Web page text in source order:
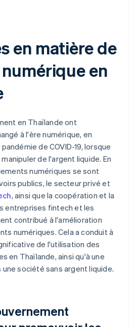
en matière de
en
en Thaïlande ont
à l'ère numérique, en
de COVID-19, lorsque
de l'argent liquide. En
numériques se sont
publics, le secteur privé et
, ainsi que la coopération et la
entreprises fintech et les
contribué à l'amélioration
numériques. Cela a conduit à
de l'utilisation des
en Thaïlande, ainsi qu'à une
société sans argent liquide.